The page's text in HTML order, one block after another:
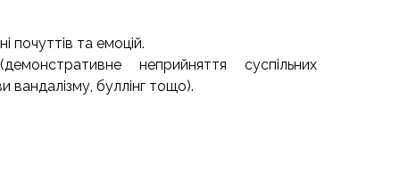
почуттів та емоцій.
неприйняття суспільних
вандалізму, буллінг тощо).